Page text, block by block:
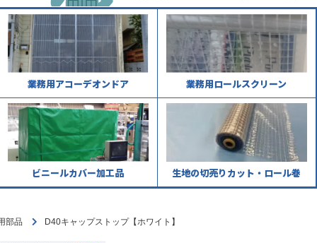
業務用アコーデオンドア 業務用ロールスクリーン
ビニールカバー加工品 生地の切売りカット・ロール巻
部品 D40キャップストップ【ホワイト】